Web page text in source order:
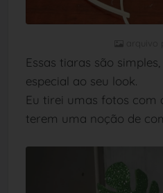
Essas tiaras são
especial ao seu look.
Eu tirei umas fotos com
terem uma noção de